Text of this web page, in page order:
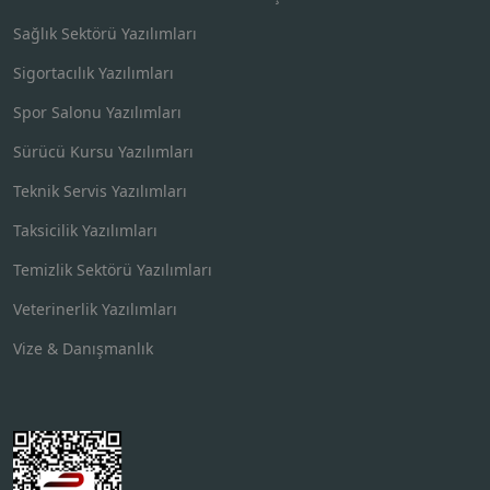
Sağlık Sektörü Yazılımları
Sigortacılık Yazılımları
Spor Salonu Yazılımları
Sürücü Kursu Yazılımları
Teknik Servis Yazılımları
Taksicilik Yazılımları
Temizlik Sektörü Yazılımları
Veterinerlik Yazılımları
Vize & Danışmanlık